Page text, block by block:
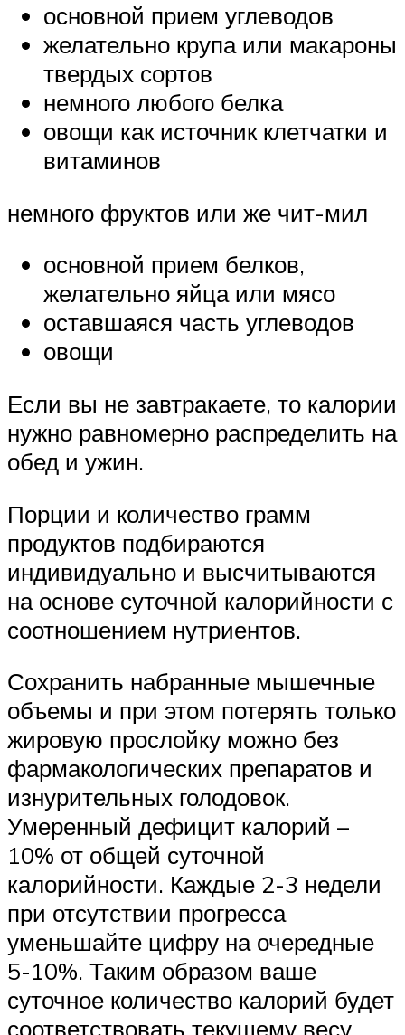
основной прием углеводов
желательно крупа или макароны
твердых сортов
немного любого белка
овощи как источник клетчатки и
витаминов
немного фруктов или же чит-мил
основной прием белков,
желательно яйца или мясо
оставшаяся часть углеводов
овощи
Если вы не завтракаете, то калории
нужно равномерно распределить на
обед и ужин.
Порции и количество грамм
продуктов подбираются
индивидуально и высчитываются
на основе суточной калорийности с
соотношением нутриентов.
Сохранить набранные мышечные
объемы и при этом потерять только
жировую прослойку можно без
фармакологических препаратов и
изнурительных голодовок.
Умеренный дефицит калорий –
10% от общей суточной
калорийности. Каждые 2-3 недели
при отсутствии прогресса
уменьшайте цифру на очередные
5-10%. Таким образом ваше
суточное количество калорий будет
соответствовать текущему весу.